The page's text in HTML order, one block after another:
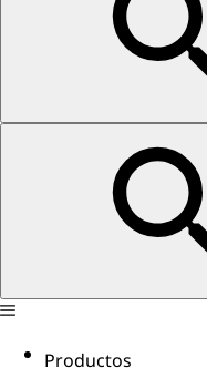
Productos